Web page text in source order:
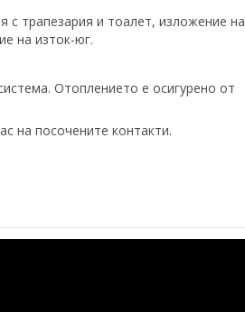
с трапезария и тоалет, изложение на
на изток-юг.
Отоплението е осигурено от
на посочените контакти.